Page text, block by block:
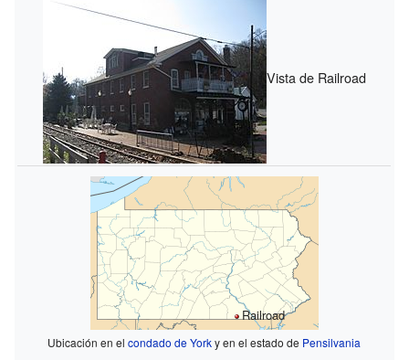
Vista de Railroad
Railroad
Ubicación en elcondado de Yorky en el estado de Pensilvania